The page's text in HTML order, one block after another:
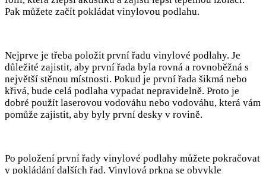
Pak můžete začít pokládat vinylovou podlahu.
Nejprve je třeba položit první řadu vinylové podlahy. Je
důležité zajistit, aby první řada byla rovná a rovnoběžná s
největší stěnou místnosti. Pokud je první řada šikmá nebo
křivá, bude celá podlaha vypadat nepravidelně. Proto je
dobré použít laserovou vodováhu nebo vodováhu, která vám
pomůže zajistit, aby byly první desky v rovině.
Po položení první řady vinylové podlahy můžete pokračovat
v pokládání dalších řad. Vinylová prkna se obvykle